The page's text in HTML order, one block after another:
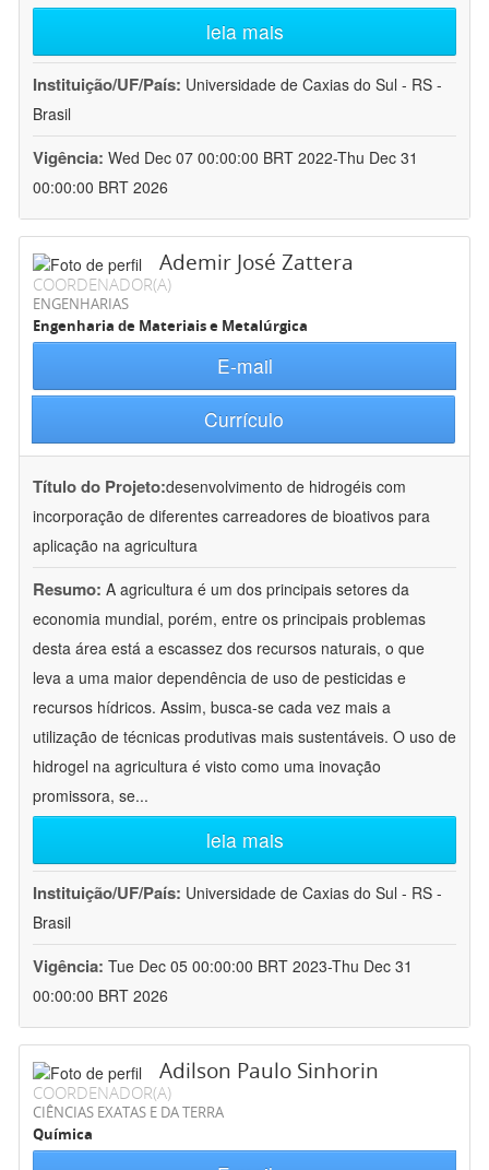
leia mais
Instituição/UF/País: Universidade de Caxias do Sul - RS -
Brasil
Vigência: Wed Dec 07 00:00:00 BRT 2022-Thu Dec 31
00:00:00 BRT 2026
Ademir José Zattera
COORDENADOR(A)
ENGENHARIAS
Engenharia de Materiais e Metalúrgica
E-mail
Currículo
Título do Projeto:desenvolvimento de hidrogéis com
incorporação de diferentes carreadores de bioativos para
aplicação na agricultura
Resumo: A agricultura é um dos principais setores da
economia mundial, porém, entre os principais problemas
desta área está a escassez dos recursos naturais, o que
leva a uma maior dependência de uso de pesticidas e
recursos hídricos. Assim, busca-se cada vez mais a
utilização de técnicas produtivas mais sustentáveis. O uso de
hidrogel na agricultura é visto como uma inovação
promissora, se...
leia mais
Instituição/UF/País: Universidade de Caxias do Sul - RS -
Brasil
Vigência: Tue Dec 05 00:00:00 BRT 2023-Thu Dec 31
00:00:00 BRT 2026
Adilson Paulo Sinhorin
COORDENADOR(A)
CIÊNCIAS EXATAS E DA TERRA
Química